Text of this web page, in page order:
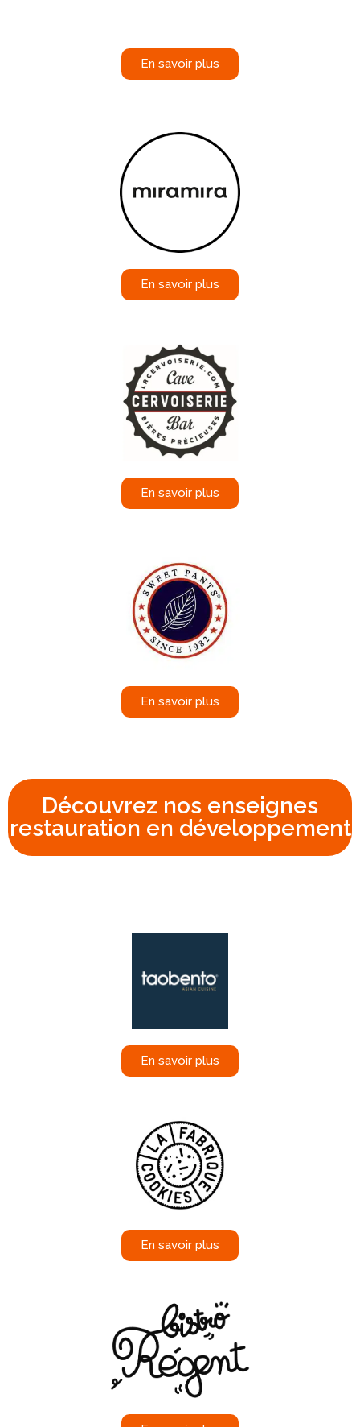
En savoir plus
En savoir plus
En savoir plus
En savoir plus
Découvrez nos enseignes
restauration en développement
En savoir plus
En savoir plus